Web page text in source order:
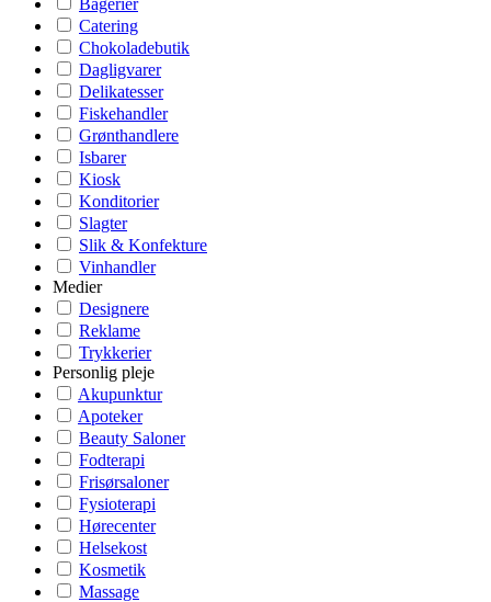
Bagerier
Catering
Chokoladebutik
Dagligvarer
Delikatesser
Fiskehandler
Grønthandlere
Isbarer
Kiosk
Konditorier
Slagter
Slik & Konfekture
Vinhandler
Medier
Designere
Reklame
Trykkerier
Personlig pleje
Akupunktur
Apoteker
Beauty Saloner
Fodterapi
Frisørsaloner
Fysioterapi
Hørecenter
Helsekost
Kosmetik
Massage